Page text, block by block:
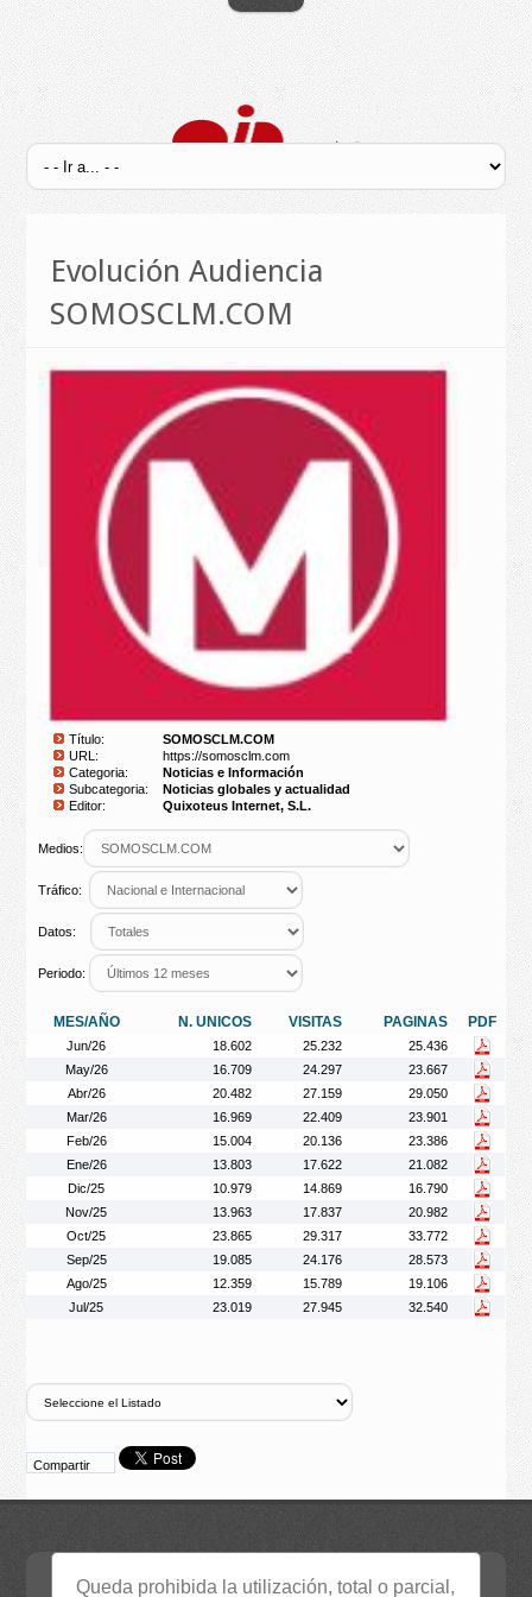
Evolución Audiencia
SOMOSCLM.COM
Título:
SOMOSCLM.COM
URL:
https://somosclm.com
Categoria:
Noticias e Información
Subcategoria:
Noticias globales y actualidad
Editor:
Quixoteus Internet, S.L.
Medios:
Tráfico:
Datos:
Periodo:
MES/AÑO N. UNICOS VISITAS PAGINAS PDF
Jun/26 18.602 25.232
25.436
May/26
16.709 24.297
23.667
Abr/26
20.482 27.159
29.050
Mar/26
16.969 22.409
23.901
Feb/26
15.004 20.136
23.386
Ene/26
13.803 17.622
21.082
Dic/25
10.979 14.869
16.790
Nov/25
13.963 17.837
20.982
Oct/25
23.865 29.317
33.772
Sep/25
19.085 24.176
28.573
Ago/25
12.359 15.789
19.106
Jul/25
23.019 27.945 32.540
Compartir
Sitios de interés
Queda prohibida la utilización, total o parcial,